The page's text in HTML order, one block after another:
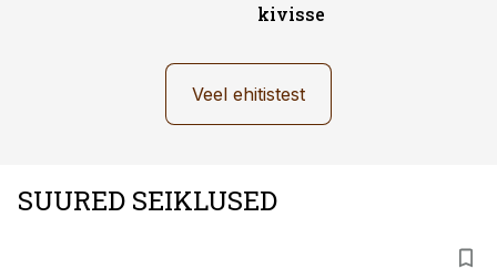
kivisse
Veel ehitistest
SUURED SEIKLUSED